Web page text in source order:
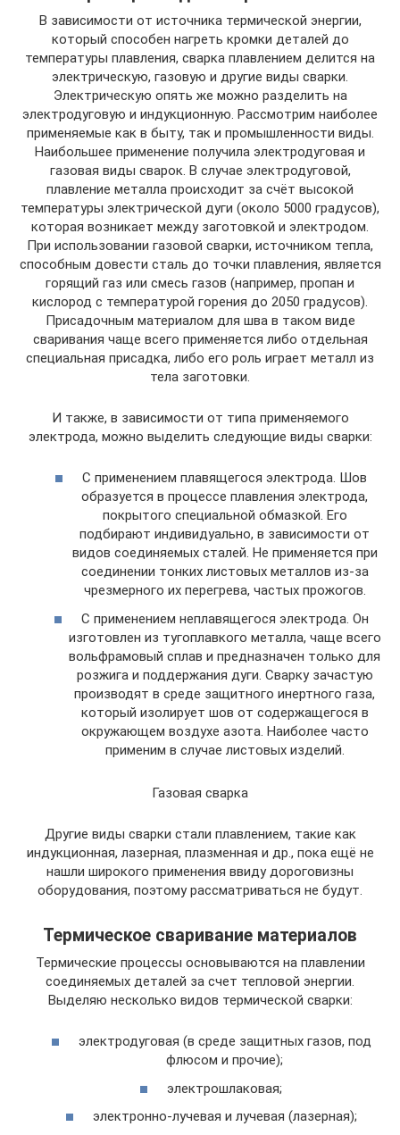
В зависимости от источника термической энергии,
который способен нагреть кромки деталей до
температуры плавления, сварка плавлением делится на
электрическую, газовую и другие виды сварки.
Электрическую опять же можно разделить на
электродуговую и индукционную. Рассмотрим наиболее
применяемые как в быту, так и промышленности виды.
Наибольшее применение получила электродуговая и
газовая виды сварок. В случае электродуговой,
плавление металла происходит за счёт высокой
температуры электрической дуги (около 5000 градусов),
которая возникает между заготовкой и электродом.
При использовании газовой сварки, источником тепла,
способным довести сталь до точки плавления, является
горящий газ или смесь газов (например, пропан и
кислород с температурой горения до 2050 градусов).
Присадочным материалом для шва в таком виде
сваривания чаще всего применяется либо отдельная
специальная присадка, либо его роль играет металл из
тела заготовки.
И также, в зависимости от типа применяемого
электрода, можно выделить следующие виды сварки:
С применением плавящегося электрода. Шов
образуется в процессе плавления электрода,
покрытого специальной обмазкой. Его
подбирают индивидуально, в зависимости от
видов соединяемых сталей. Не применяется при
соединении тонких листовых металлов из-за
чрезмерного их перегрева, частых прожогов.
С применением неплавящегося электрода. Он
изготовлен из тугоплавкого металла, чаще всего
вольфрамовый сплав и предназначен только для
розжига и поддержания дуги. Сварку зачастую
производят в среде защитного инертного газа,
который изолирует шов от содержащегося в
окружающем воздухе азота. Наиболее часто
применим в случае листовых изделий.
Газовая сварка
Другие виды сварки стали плавлением, такие как
индукционная, лазерная, плазменная и др., пока ещё не
нашли широкого применения ввиду дороговизны
оборудования, поэтому рассматриваться не будут.
Термическое сваривание материалов
Термические процессы основываются на плавлении
соединяемых деталей за счет тепловой энергии.
Выделяю несколько видов термической сварки:
электродуговая (в среде защитных газов, под
флюсом и прочие);
электрошлаковая;
электронно-лучевая и лучевая (лазерная);